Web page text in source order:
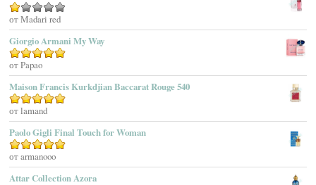
Aerin Lauder
Aether
Affinessence
Afnan Perfumes
Agatha Ruiz De La Prada
Agatho Parfum
Agent Provocateur
Agnes B
Agonist
Оценка
1
из
5
от Madari red
Giorgio Armani My Way
Оценка5
от Papao
Maison Francis Kurkdjian Baccarat Rouge 540
Оценка5из 5
от lamand
Paolo Gigli Final Touch for Woman
Оценка5из 5
от armanooo
Attar Collection Azora